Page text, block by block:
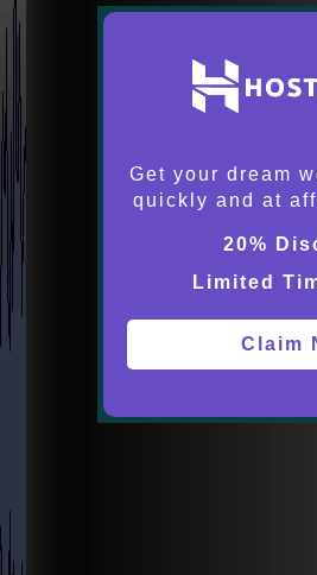
Get your dream
quickly and at
20%
Limited
Claim